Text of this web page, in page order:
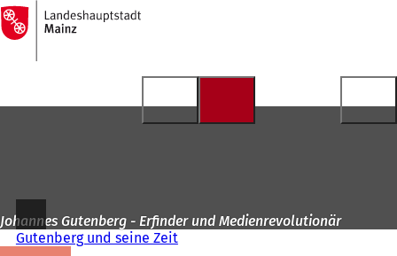
Inhalt anspringen
Zur
Startseite
Johannes Gutenberg - Erfinder und Medienrevolutionär
Gutenberg und seine Zeit